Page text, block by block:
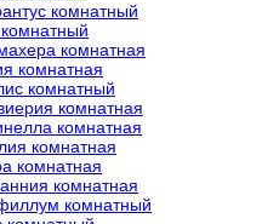
комнатный
комнатная
комнатная
комнатный
комнатная
комнатная
комнатная
комнатная
комнатная
комнатный